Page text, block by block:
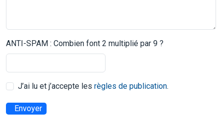
ANTI-SPAM : Combien font 2 multiplié par 9 ?
J’ai lu et j’accepte les règles de publication.
Envoyer